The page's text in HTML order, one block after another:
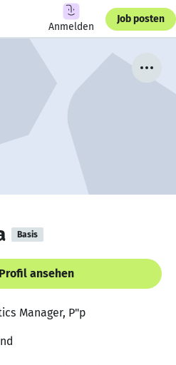
Anmelden
Job posten
Basis
ansehen
Manager, P"p